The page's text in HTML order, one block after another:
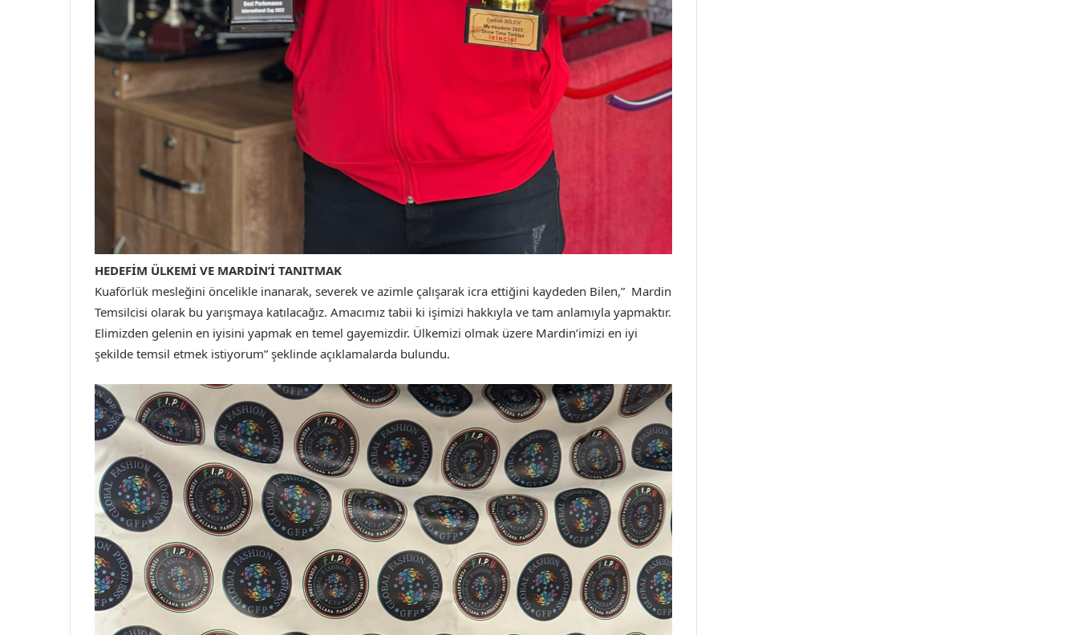
HEDEFİM ÜLKEMİ VE MARDİN’İ TANITMAK
Kuaförlük mesleğini öncelikle inanarak, severek ve azimle çalışarak icra ettiğini kaydeden Bilen,” Mardin
Temsilcisi olarak bu yarışmaya katılacağız. Amacımız tabii ki işimizi hakkıyla ve tam anlamıyla yapmaktır.
Elimizden gelenin en iyisini yapmak en temel gayemizdir. Ülkemizi olmak üzere Mardin’imizi en iyi
şekilde temsil etmek istiyorum” şeklinde açıklamalarda bulundu.